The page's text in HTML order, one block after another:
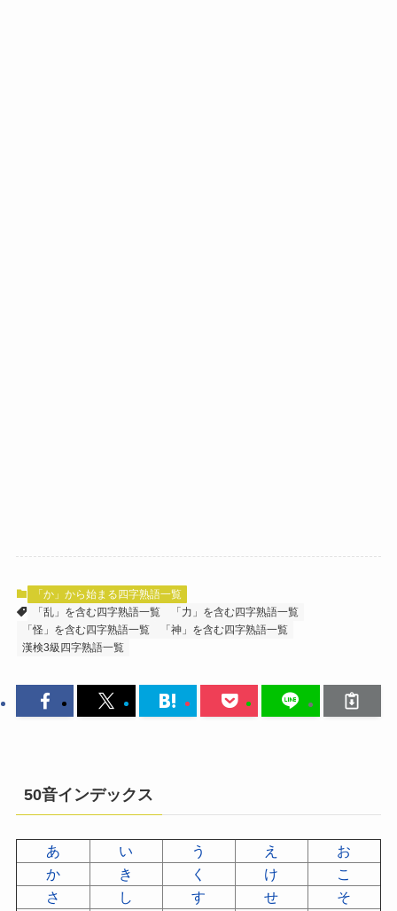
「か」から始まる四字熟語一覧
「乱」を含む四字熟語一覧
「力」を含む四字熟語一覧
「怪」を含む四字熟語一覧
「神」を含む四字熟語一覧
漢検3級四字熟語一覧
50音インデックス
あ い う え
お
か
き く け
こ
さ
し す せ
そ